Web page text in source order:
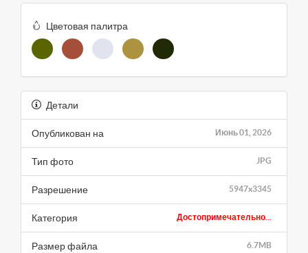
Цветовая палитра
Детали
Июнь 01, 2026
Опубликован на
JPG
Тип фото
5947x3345
Разрешение
Достопримечательно...
Категория
6.7MB
Размер файла